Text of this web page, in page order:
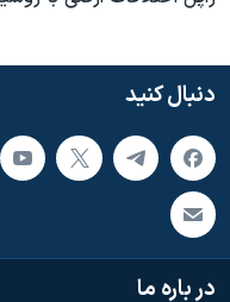
دنبال کنید
در باره ما